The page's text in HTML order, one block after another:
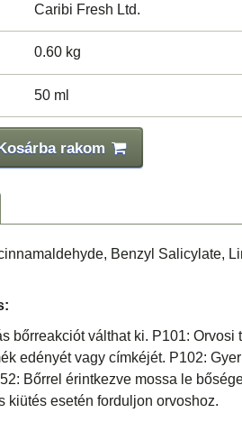
Caribi Fresh Ltd.
0.60 kg
50 ml
rakom
Benzyl Salicylate,
bőrreakciót válthat ki. P101: Orvosi
edényét vagy címkéjét. P102:
Bőrrel érintkezve mossa le
kiütés esetén forduljon orvoshoz.